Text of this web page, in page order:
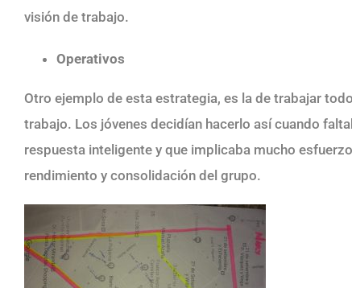
visión de trabajo.
Operativos
Otro ejemplo de esta estrategia, es la de trabajar
trabajo. Los jóvenes decidían hacerlo así cuando
respuesta inteligente y que implicaba mucho
rendimiento y consolidación del grupo.